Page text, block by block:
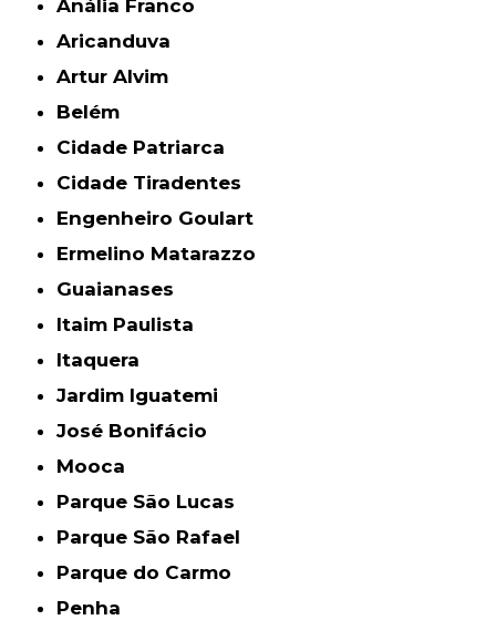
Anália Franco
Aricanduva
Artur Alvim
Belém
Cidade Patriarca
Cidade Tiradentes
Engenheiro Goulart
Ermelino Matarazzo
Guaianases
Itaim Paulista
Itaquera
Jardim Iguatemi
José Bonifácio
Mooca
Parque São Lucas
Parque São Rafael
Parque do Carmo
Penha